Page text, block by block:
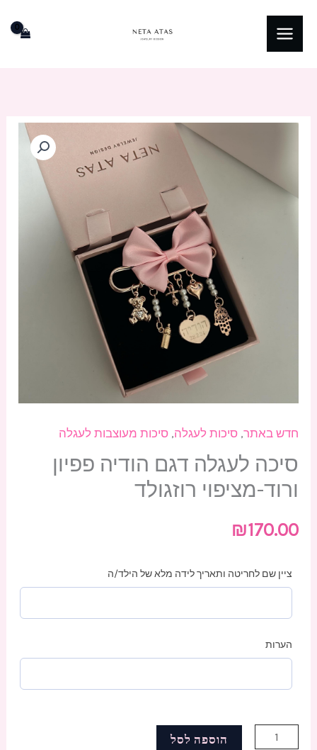
לתוכן
חדש באתר,סיכות לעגלה,סיכות מעוצבות לעגלה
סיכה לעגלה דגם הודיה פפיון
ורוד-מציפוי רוזגולד
₪170.00
ציין שם לחריטה ותאריך לידה מלא של הילד/ה
הערות
לעגלה
הוספה לסל